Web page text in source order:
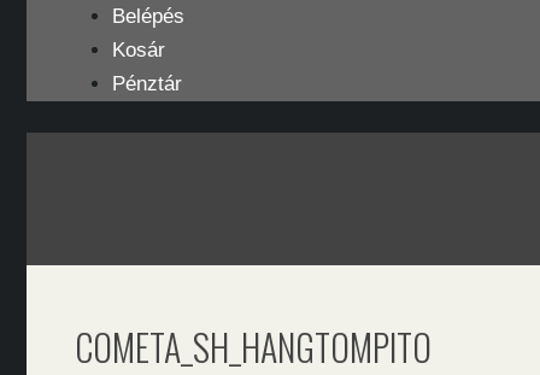
tartalomba
Belépés
Kosár
Pénztár
COMETA_SH_HANGTOMPITO